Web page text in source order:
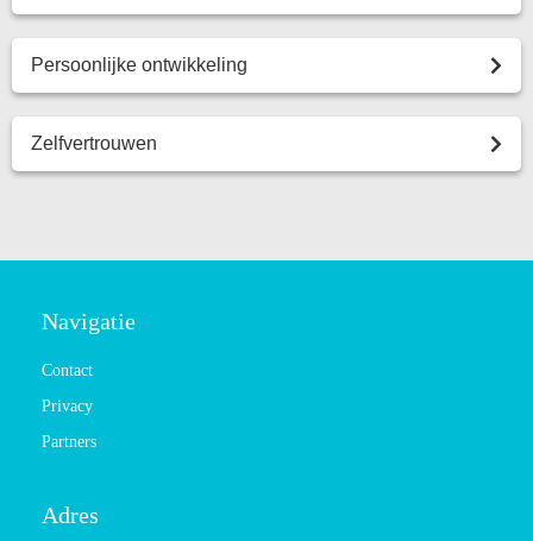
Persoonlijke ontwikkeling
Zelfvertrouwen
Navigatie
Contact
Privacy
Partners
Adres